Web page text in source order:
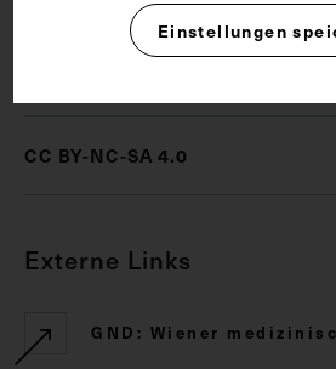
CC BY-NC-SA 4.0
Externe Links
GND: Wiener
Einstellungen